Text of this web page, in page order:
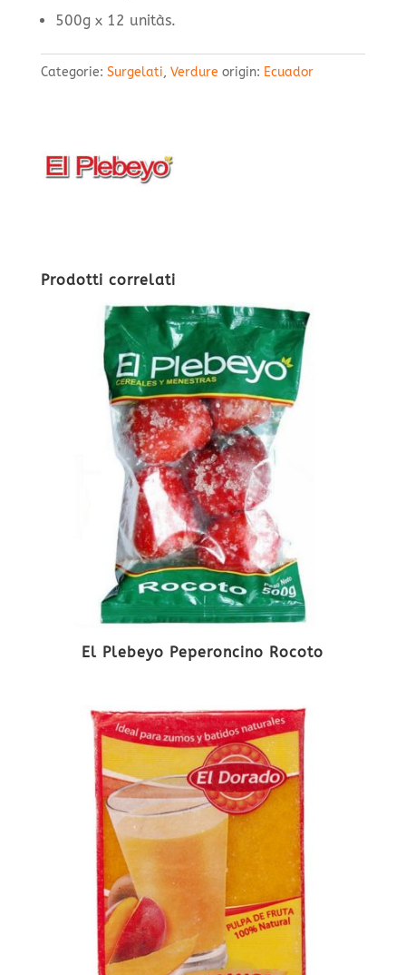
500g x 12 unitàs.
Categorie: Surgelati, Verdure origin: Ecuador
Prodotti correlati
El Plebeyo Peperoncino Rocoto